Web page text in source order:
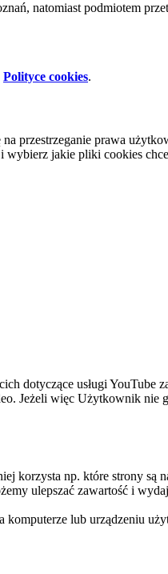
natomiast podmiotem
Polityce cookies.
przestrzeganie prawa
jakie pliki cookies
dotyczące usługi YouTube
Jeżeli więc Użytkownik nie
korzysta np. które strony są
ulepszać zawartość i
komputerze lub urządzeniu